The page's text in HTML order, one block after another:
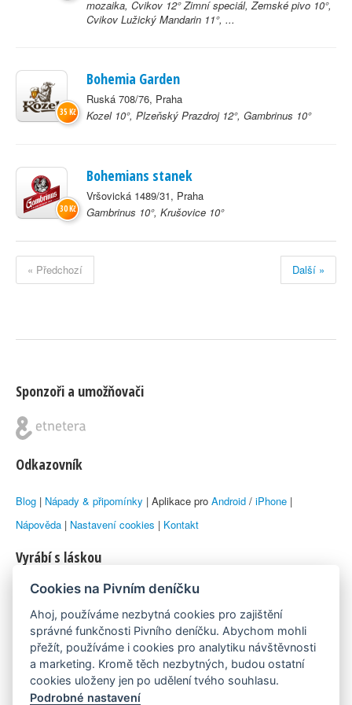
mozaika, Cvikov 12° Zimní speciál, Zemské pivo 10°,
Cvikov Lužický Mandarin 11°, ...
Bohemia Garden
Ruská 708/76, Praha
Kozel 10°, Plzeňský Prazdroj 12°, Gambrinus 10°
35 Kč
Bohemians stanek
Vršovická 1489/31, Praha
Gambrinus 10°, Krušovice 10°
30 Kč
« Předchozí Další »
Sponzoři a umožňovači
Odkazovník
Blog | Nápady & připomínky | Aplikace pro Android / iPhone |
Nápověda | Nastavení cookies | Kontakt
Vyrábí s láskou
© 2010–2026 byLukáš Zemanaka Emka
Máme rádi
Pivní.info
Cookies na Pivním deníčku
Ahoj, používáme nezbytná cookies pro zajištění
správné funkčnosti Pivního deníčku. Abychom mohli
přežít, používáme i cookies pro analytiku návštěvnosti
a marketing. Kromě těch nezbytných, budou ostatní
cookies uloženy jen po udělení tvého souhlasu.
Podrobné nastavení